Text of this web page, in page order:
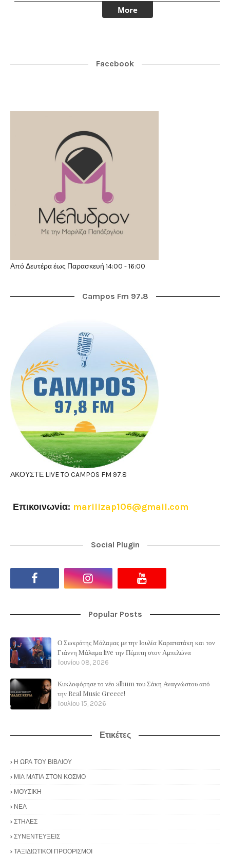
Facebook
Από Δευτέρα έως Παρασκευή 14:00 - 16:00
Campos Fm 97.8
ΑΚΟΥΣΤΕ LIVE TO CAMPOS FM 97.8
Επικοινωνία: marilizap106@gmail.com
Social Plugin
Popular Posts
Ο Σωκράτης Μάλαμας με την Ιουλία Καραπατάκη και τον
Γιάννη Μάλαμα live την Πέμπτη στον Αμπελώνα
Ιουνίου 08, 2026
Κυκλοφόρησε το νέο album του Σάκη Αναγνώστου από
την Real Music Greece!
Ιουλίου 15, 2026
Ετικέτες
Η ΩΡΑ ΤΟΥ ΒΙΒΛΙΟΥ
ΜΙΑ ΜΑΤΙΑ ΣΤΟΝ ΚΟΣΜΟ
ΜΟΥΣΙΚΗ
ΝΕΑ
ΣΤΗΛΕΣ
ΣΥΝΕΝΤΕΥΞΕΙΣ
ΤΑΞΙΔΙΩΤΙΚΟΙ ΠΡΟΟΡΙΣΜΟΙ